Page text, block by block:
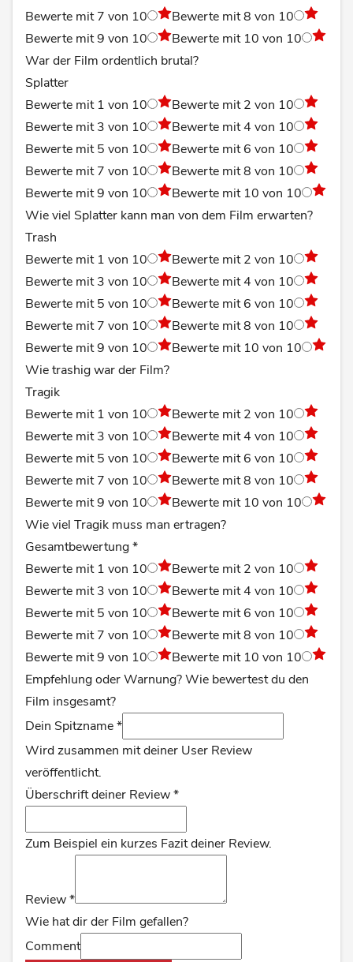
Bewerte mit 7 von 10
Bewerte mit 8 von 10
Bewerte mit 9 von 10
Bewerte mit 10 von 10
War der Film ordentlich brutal?
Splatter
Bewerte mit 1 von 10
Bewerte mit 2 von 10
Bewerte mit 3 von 10
Bewerte mit 4 von 10
Bewerte mit 5 von 10
Bewerte mit 6 von 10
Bewerte mit 7 von 10
Bewerte mit 8 von 10
Bewerte mit 9 von 10
Bewerte mit 10 von 10
Wie viel Splatter kann man von dem Film erwarten?
Trash
Bewerte mit 1 von 10
Bewerte mit 2 von 10
Bewerte mit 3 von 10
Bewerte mit 4 von 10
Bewerte mit 5 von 10
Bewerte mit 6 von 10
Bewerte mit 7 von 10
Bewerte mit 8 von 10
Bewerte mit 9 von 10
Bewerte mit 10 von 10
Wie trashig war der Film?
Tragik
Bewerte mit 1 von 10
Bewerte mit 2 von 10
Bewerte mit 3 von 10
Bewerte mit 4 von 10
Bewerte mit 5 von 10
Bewerte mit 6 von 10
Bewerte mit 7 von 10
Bewerte mit 8 von 10
Bewerte mit 9 von 10
Bewerte mit 10 von 10
Wie viel Tragik muss man ertragen?
Gesamtbewertung*
Bewerte mit 1 von 10
Bewerte mit 2 von 10
Bewerte mit 3 von 10
Bewerte mit 4 von 10
Bewerte mit 5 von 10
Bewerte mit 6 von 10
Bewerte mit 7 von 10
Bewerte mit 8 von 10
Bewerte mit 9 von 10
Bewerte mit 10 von 10
Empfehlung oder Warnung? Wie bewertest du den
Film insgesamt?
Dein Spitzname*
Wird zusammen mit deiner User Review
veröffentlicht.
Überschrift deiner Review*
Zum Beispiel ein kurzes Fazit deiner Review.
Review*
Wie hat dir der Film gefallen?
Comment